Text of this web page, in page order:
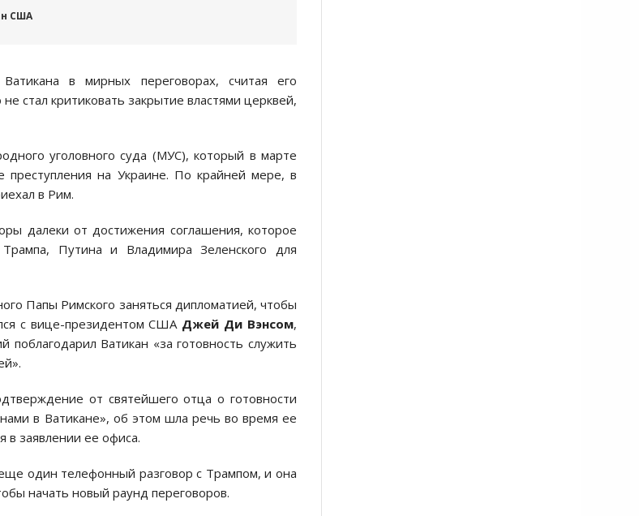
США
в мирных переговорах, считая его
стал критиковать закрытие властями церквей,
уголовного суда (МУС), который в марте
на Украине. По крайней мере, в
в Рим.
далеки от достижения соглашения, которое
Путина и Владимира Зеленского для
Папы Римского заняться дипломатией, чтобы
с вице-президентом США Джей Ди Вэнсом,
Ватикан «за готовность служить
от святейшего отца о готовности
в Ватикане», об этом шла речь во время ее
в заявлении ее офиса.
один телефонный разговор с Трампом, и она
начать новый раунд переговоров.